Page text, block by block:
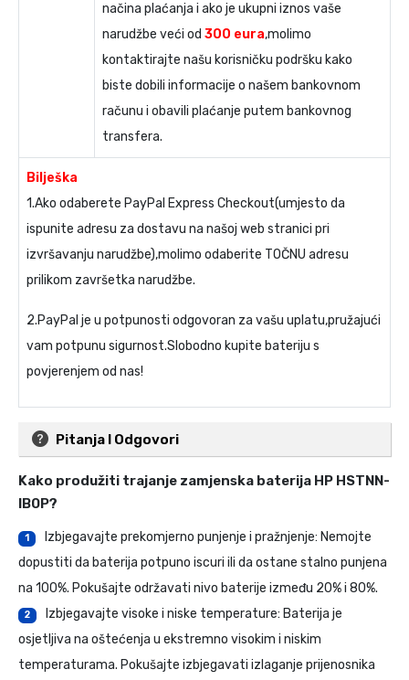
načina plaćanja i ako je ukupni iznos vaše
narudžbe veći od 300 eura,molimo
kontaktirajte našu korisničku podršku kako
biste dobili informacije o našem bankovnom
računu i obavili plaćanje putem bankovnog
transfera.
Bilješka
1.Ako odaberete PayPal Express Checkout(umjesto da
ispunite adresu za dostavu na našoj web stranici pri
izvršavanju narudžbe),molimo odaberite TOČNU adresu
prilikom završetka narudžbe.
2.PayPal je u potpunosti odgovoran za vašu uplatu,pružajući
vam potpunu sigurnost.Slobodno kupite bateriju s
povjerenjem od nas!
Pitanja I Odgovori
Kako produžiti trajanje zamjenska baterija HP HSTNN-
IB0P?
1
Izbjegavajte prekomjerno punjenje i pražnjenje: Nemojte
dopustiti da baterija potpuno iscuri ili da ostane stalno punjena
na 100%. Pokušajte održavati nivo baterije između 20% i 80%.
2
Izbjegavajte visoke i niske temperature: Baterija je
osjetljiva na oštećenja u ekstremno visokim i niskim
temperaturama. Pokušajte izbjegavati izlaganje prijenosnika